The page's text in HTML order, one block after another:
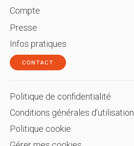
Compte
Presse
Infos pratiques
CONTACT
Politique de confidentialité
Conditions générales d’utilisation
Politique cookie